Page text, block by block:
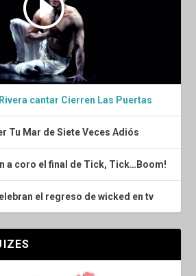
cantar Cierren Las Puertas
Tu Mar de Siete Veces Adiós
a coro el final de Tick, Tick…Boom!
el regreso de wicked en tv